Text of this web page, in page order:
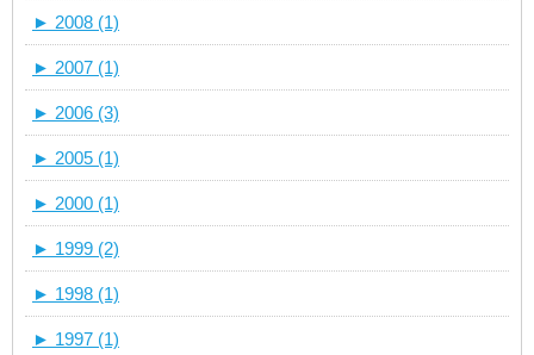
► 2008 (1)
► 2007 (1)
► 2006 (3)
► 2005 (1)
► 2000 (1)
► 1999 (2)
► 1998 (1)
► 1997 (1)